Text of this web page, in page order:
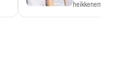
heikkenemiseen.